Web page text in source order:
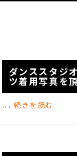
ダンススタジ
ツ着用写真を
... 続きを読む